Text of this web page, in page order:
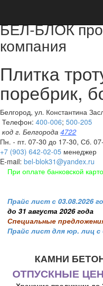
БЕЛ-БЛОК
компания
Плитка
поребрик,
Белгород, ул. Константина
Телефон: 400-006; 500-205
код г. Белгорода 4722
Пн. - пт. 07-30 до 17-30, Сб.
+7 (903) 642-02-05 менеджер
E-mail: bel-blok31@yandex.ru
При оплате банковской
Прайс лист с 03.08.2026
до 31 августа 2026 года
Специальные
Прайс лист для юр. лиц с
КАМНИ
ОТПУСКНЫЕ